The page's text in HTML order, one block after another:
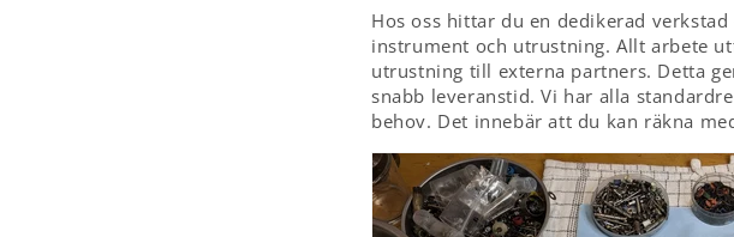
Hos oss hittar du en dedikerad
instrument och utrustning. Allt arbete
utrustning till externa partners. Detta
snabb leveranstid. Vi har alla
behov. Det innebär att du kan räkna